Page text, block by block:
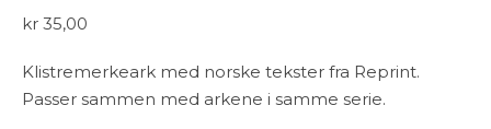
kr 35,00
Klistremerkeark med norske tekster fra Reprint.
Passer sammen med arkene i samme serie.